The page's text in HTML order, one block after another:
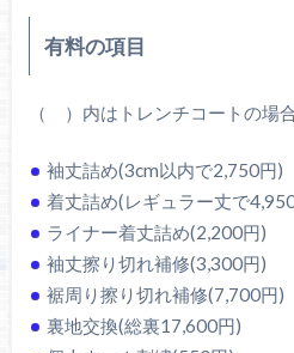
有料の項目
（ ）内はトレンチコートの場
袖丈詰め(3cm以内で2,750円)
着丈詰め(レギュラー丈で
ライナー着丈詰め(2,200円)
袖丈擦り切れ補修(3,300円)
裾周り擦り切れ補修(7,700円)
裏地交換(総裏17,600円)